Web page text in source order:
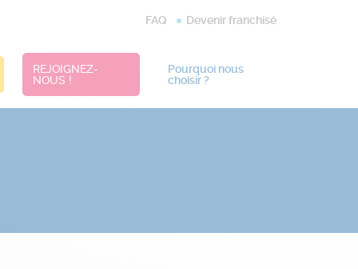
FAQ Devenir franchisé
REJOIGNEZ-
NOUS !
Pourquoi nous
choisir ?